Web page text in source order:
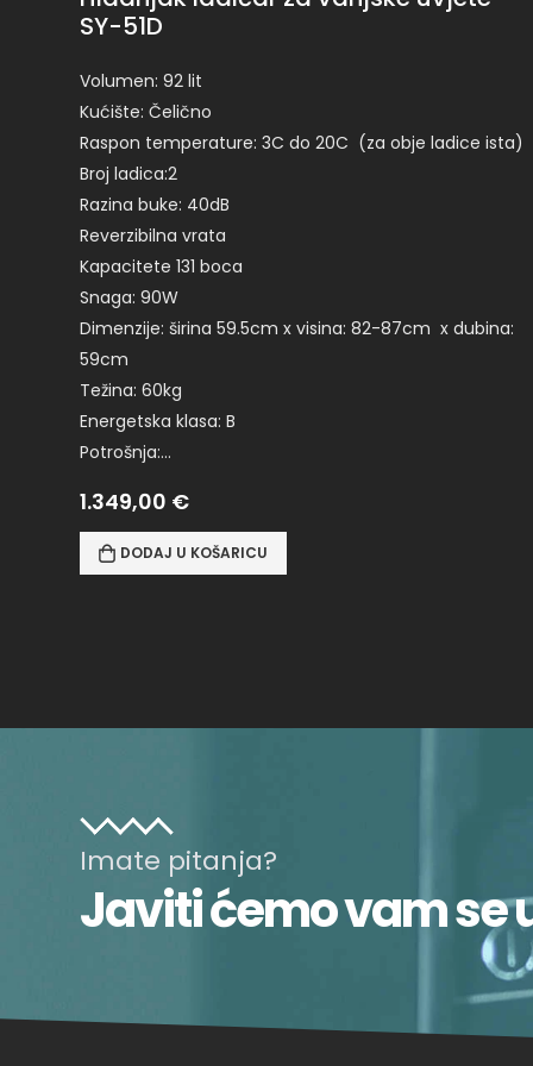
SY-51D
Volumen: 92 lit
Kućište: Čelično
Raspon temperature: 3C do 20C (za obje ladice ista)
Broj ladica:2
Razina buke: 40dB
Reverzibilna vrata
Kapacitete 131 boca
Snaga: 90W
Dimenzije: širina 59.5cm x visina: 82-87cm x dubina:
59cm
Težina: 60kg
Energetska klasa: B
Potrošnja:…
1.349,00 €
DODAJ U KOŠARICU
Imate pitanja?
Javiti ćemo vam se